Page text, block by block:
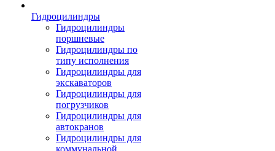
Гидроцилиндры
Гидроцилиндры
поршневые
Гидроцилиндры по
типу исполнения
Гидроцилиндры для
экскаваторов
Гидроцилиндры для
погрузчиков
Гидроцилиндры для
автокранов
Гидроцилиндры для
коммунальной